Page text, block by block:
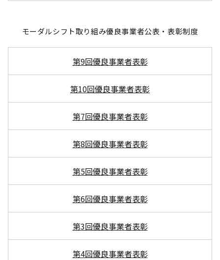
モーダルシフト取り組み優良事業者公表・表彰制度
第9回優良事業者表彰
第10回優良事業者表彰
第7回優良事業者表彰
第8回優良事業者表彰
第5回優良事業者表彰
第6回優良事業者表彰
第3回優良事業者表彰
第4回優良事業者表彰